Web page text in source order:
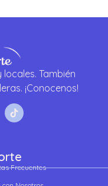
También
¡Conocenos!
Frecuentes